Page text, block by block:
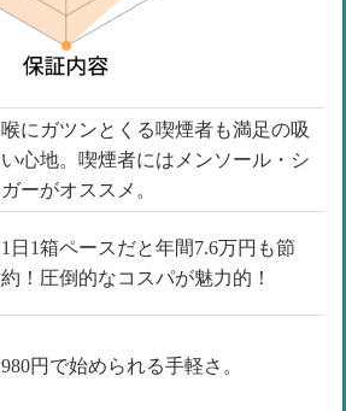
喉にガツンとくる喫煙者も満足の吸
い心地。喫煙者にはメンソール・シ
ガーがオススメ。
1日1箱ペースだと年間7.6万円も節
約！圧倒的なコスパが魅力的！
980円で始められる手軽さ。